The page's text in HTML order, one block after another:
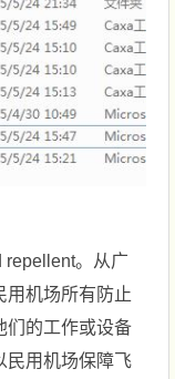
repellent。从广
用机场所有防止
们的工作或设备
民用机场保障飞